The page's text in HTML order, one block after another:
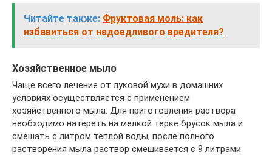
Читайте также: Фруктовая моль: как
избавиться от надоедливого вредителя?
Хозяйственное мыло
Чаще всего лечение от луковой мухи в домашних
условиях осуществляется с применением
хозяйственного мыла. Для приготовления раствора
необходимо натереть на мелкой терке брусок мыла и
смешать с литром теплой воды, после полного
растворения мыла раствор смешивается с 9 литрами